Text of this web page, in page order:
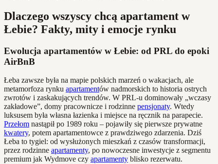
Dlaczego wszyscy chcą apartament w
Łebie? Fakty, mity i emocje rynku
Ewolucja apartamentów w Łebie: od PRL do epoki
AirBnB
Łeba zawsze była na mapie polskich marzeń o wakacjach, ale
metamorfoza rynku apartamentów nadmorskich to historia ostrych
zwrotów i zaskakujących trendów. W PRL-u dominowały „wczasy
zakładowe”, domy pracownicze i rodzinne pensjonaty. Wtedy
luksusem była własna łazienka i miejsce na ręcznik na parapecie.
Przełom nastąpił po 1989 roku – pojawiły się pierwsze prywatne
kwatery, potem apartamentowce z prawdziwego zdarzenia. Dziś
Łeba to tygiel: od wysłużonych mieszkań z czasów transformacji,
przez rodzinne apartamenty, po nowoczesne inwestycje z segmentu
premium jak Wydmove czy apartamenty blisko rezerwatu.